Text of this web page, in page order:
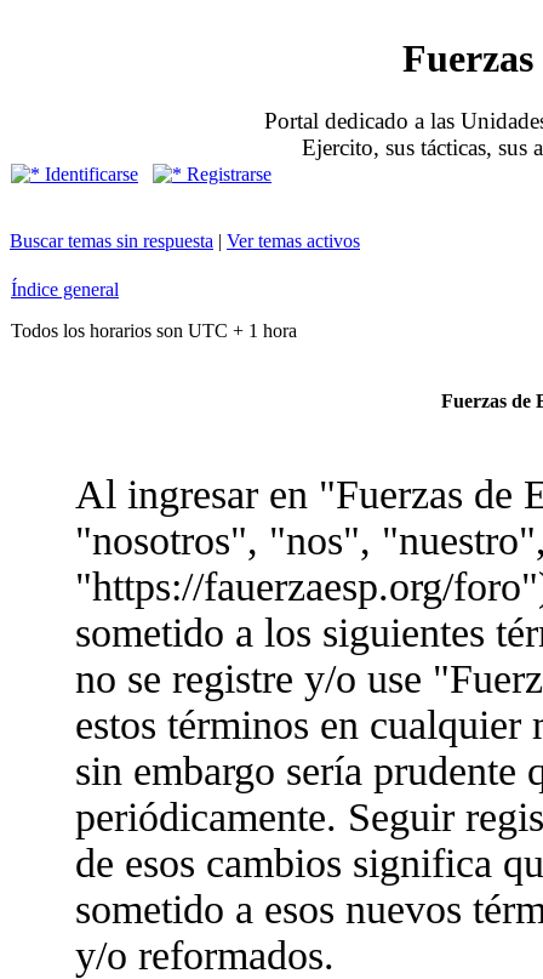
Portal dedicado a las
Ejercito, sus tácticas, sus
Identificarse Registrarse
Buscar temas sin respuesta | Ver temas activos
Índice general
Todos los horarios son UTC + 1 hora
Fuerzas de
Al ingresar en "Fuerzas de
"nosotros", "nos",
"https://fauerzaesp.org/
sometido a los siguientes
no se registre y/o use
estos términos en
sin embargo sería prudente
periódicamente. Seguir
de esos cambios significa
sometido a esos nuevos
y/o reformados.